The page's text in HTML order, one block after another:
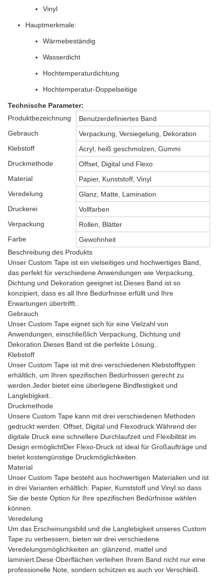
Vinyl
Hauptmerkmale:
Wärmebeständig
Wasserdicht
Hochtemperaturdichtung
Hochtemperatur-Doppelseitige
Technische Parameter:
Produktbezeichnung
Benutzerdefiniertes Band
Gebrauch
Verpackung, Versiegelung, Dekoration
Klebstoff
Acryl, heiß geschmolzen, Gummi
Druckmethode
Offset, Digital und Flexo
Material
Papier, Kunststoff, Vinyl
Veredelung
Glanz, Matte, Lamination
Druckerei
Vollfarben
Verpackung
Rollen, Blätter
Farbe
Gewohnheit
Beschreibung des Produkts
Unser Custom Tape ist ein vielseitiges und hochwertiges Band,
das perfekt für verschiedene Anwendungen wie Verpackung,
Dichtung und Dekoration geeignet ist.Dieses Band ist so
konzipiert, dass es all Ihre Bedürfnisse erfüllt und Ihre
Erwartungen übertrifft..
Gebrauch
Unser Custom Tape eignet sich für eine Vielzahl von
Anwendungen, einschließlich Verpackung, Dichtung und
Dekoration.Dieses Band ist die perfekte Lösung..
Klebstoff
Unser Custom Tape ist mit drei verschiedenen Klebstofftypen
erhältlich, um Ihren spezifischen Bedürfnissen gerecht zu
werden.Jeder bietet eine überlegene Bindfestigkeit und
Langlebigkeit..
Druckmethode
Unsere Custom Tape kann mit drei verschiedenen Methoden
gedruckt werden: Offset, Digital und Flexodruck.Während der
digitale Druck eine schnellere Durchlaufzeit und Flexibilität im
Design ermöglichtDer Flexo-Druck ist ideal für Großaufträge und
bietet kostengünstige Druckmöglichkeiten.
Material
Unser Custom Tape besteht aus hochwertigen Materialien und ist
in drei Varianten erhältlich: Papier, Kunststoff und Vinyl.so dass
Sie die beste Option für Ihre spezifischen Bedürfnisse wählen
können.
Veredelung
Um das Erscheinungsbild und die Langlebigkeit unseres Custom
Tape zu verbessern, bieten wir drei verschiedene
Veredelungsmöglichkeiten an: glänzend, mattel und
laminiert.Diese Oberflächen verleihen Ihrem Band nicht nur eine
professionelle Note, sondern schützen es auch vor Verschleiß.